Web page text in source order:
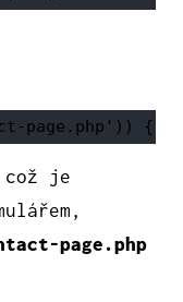
page.php')) {
což je
page.php